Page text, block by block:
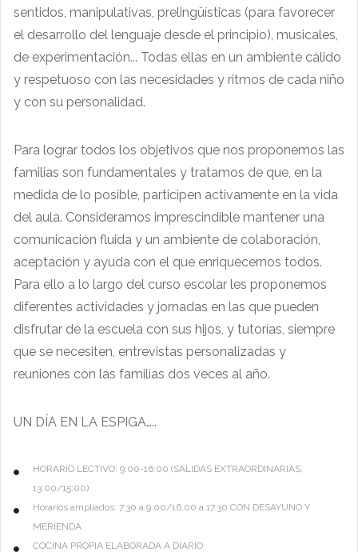
sentidos, manipulativas, prelingüísticas (para favorecer
el desarrollo del lenguaje desde el principio), musicales,
de experimentación... Todas ellas en un ambiente cálido
y respetuoso con las necesidades y ritmos de cada niño
y con su personalidad.
Para lograr todos los objetivos que nos proponemos las
familias son fundamentales y tratamos de que, en la
medida de lo posible, participen activamente en la vida
del aula. Consideramos imprescindible mantener una
comunicación fluida y un ambiente de colaboración,
aceptación y ayuda con el que enriquecernos todos.
Para ello a lo largo del curso escolar les proponemos
diferentes actividades y jornadas en las que pueden
disfrutar de la escuela con sus hijos, y tutorías, siempre
que se necesiten, entrevistas personalizadas y
reuniones con las familias dos veces al año.
UN DÍA EN LA ESPIGA…..
HORARIO LECTIVO: 9:00-16:00 (SALIDAS EXTRAORDINARIAS,
13:00/15:00)
Horarios ampliados: 7.30 a 9.00/16.00 a 17.30 CON DESAYUNO Y
MERIENDA
COCINA PROPIA ELABORADA A DIARIO